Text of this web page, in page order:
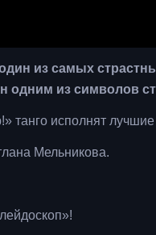
из самых
одним из символов
танго исполнят
Мельникова.